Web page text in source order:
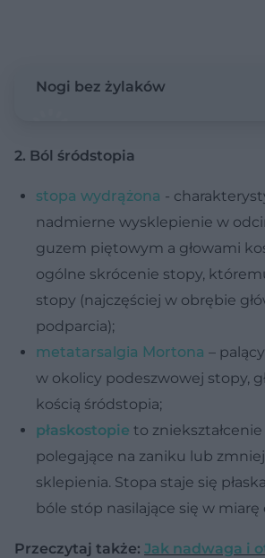
Nogi bez żylaków
2. Ból śródstopia
stopa wydrążona -
nadmierne wysklepienie w
guzem piętowym a głowami
ogólne skrócenie stopy,
stopy (najczęściej w obrębie
podparcia);
metatarsalgia Mortona –
w okolicy podeszwowej stopy,
kością śródstopia;
płaskostopie to
polegające na zaniku lub
sklepienia. Stopa staje się
bóle stóp nasilające się w miarę
Przeczytaj także: Jak nadwaga i